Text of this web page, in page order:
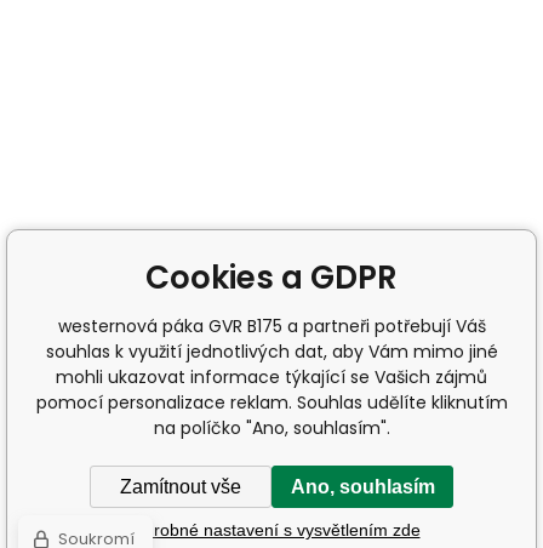
Cookies a GDPR
westernová páka GVR B175 a partneři potřebují Váš
souhlas k využití jednotlivých dat, aby Vám mimo jiné
mohli ukazovat informace týkající se Vašich zájmů
pomocí personalizace reklam. Souhlas udělíte kliknutím
na políčko "Ano, souhlasím".
Zamítnout vše Ano, souhlasím
Podrobné nastavení s vysvětlením zde
Soukromí